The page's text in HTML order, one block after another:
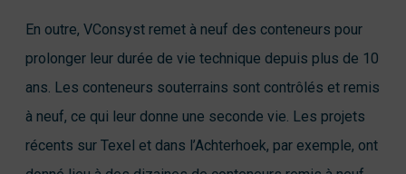
En outre, VConsyst remet à neuf des conteneurs pour
prolonger leur durée de vie technique depuis plus de 10
ans. Les conteneurs souterrains sont contrôlés et remis
à neuf, ce qui leur donne une seconde vie. Les projets
récents sur Texel et dans l’Achterhoek, par exemple, ont